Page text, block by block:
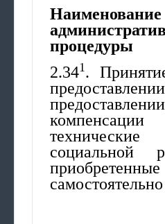
Наименование
процедуры
2.341 .
социальной
самостоятельно